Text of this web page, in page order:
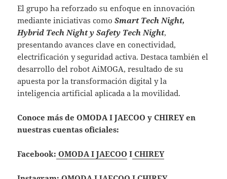
El grupo ha reforzado su enfoque en innovación
mediante iniciativas comoSmart Tech Night,
Hybrid Tech Night y Safety Tech Night,
presentando avances clave en conectividad,
electrificación y seguridad activa. Destaca también el
desarrollo del robot AiMOGA, resultado de su
apuesta por la transformación digital y la
inteligencia artificial aplicada a la movilidad.
Conoce más de OMODA I JAECOO y CHIREY en
nuestras cuentas oficiales:
Facebook: OMODA I JAECOO I CHIREY